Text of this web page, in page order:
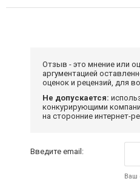
Отзыв - это мнение или
аргументацией
оценок и рецензий, для
Не допускается:
конкурирующими
на сторонние интернет-
Введите email:
Ваш